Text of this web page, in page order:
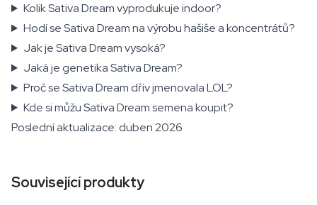
Kolik Sativa Dream vyprodukuje indoor?
Hodí se Sativa Dream na výrobu hašiše a koncentrátů?
Jak je Sativa Dream vysoká?
Jaká je genetika Sativa Dream?
Proč se Sativa Dream dřív jmenovala LOL?
Kde si můžu Sativa Dream semena koupit?
Poslední aktualizace: duben 2026
Související produkty